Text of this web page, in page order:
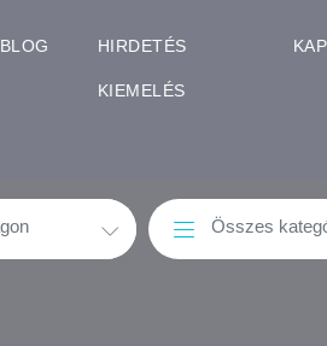
BLOG HIRDETÉS
KIEMELÉS